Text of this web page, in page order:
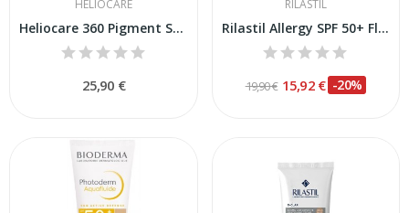
HELIOCARE
Heliocare 360 Pigment Solution Fluid SPF-50+ 50ml
25,90 €
RILASTIL
Rilastil Allergy SPF 50+ Fluido Protector 50ml
19,90 € 15,92 € -20%